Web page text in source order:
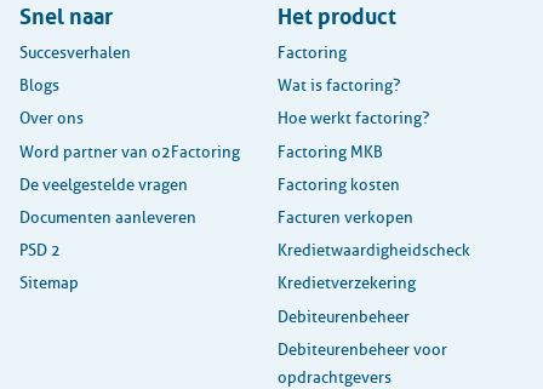
Snel naar
Succesverhalen
Blogs
Over ons
Word partner van o2Factoring
De veelgestelde vragen
Documenten aanleveren
PSD 2
Sitemap
Het product
Factoring
Wat is factoring?
Hoe werkt factoring?
Factoring MKB
Factoring kosten
Facturen verkopen
Kredietwaardigheidscheck
Kredietverzekering
Debiteurenbeheer
Debiteurenbeheer voor
opdrachtgevers